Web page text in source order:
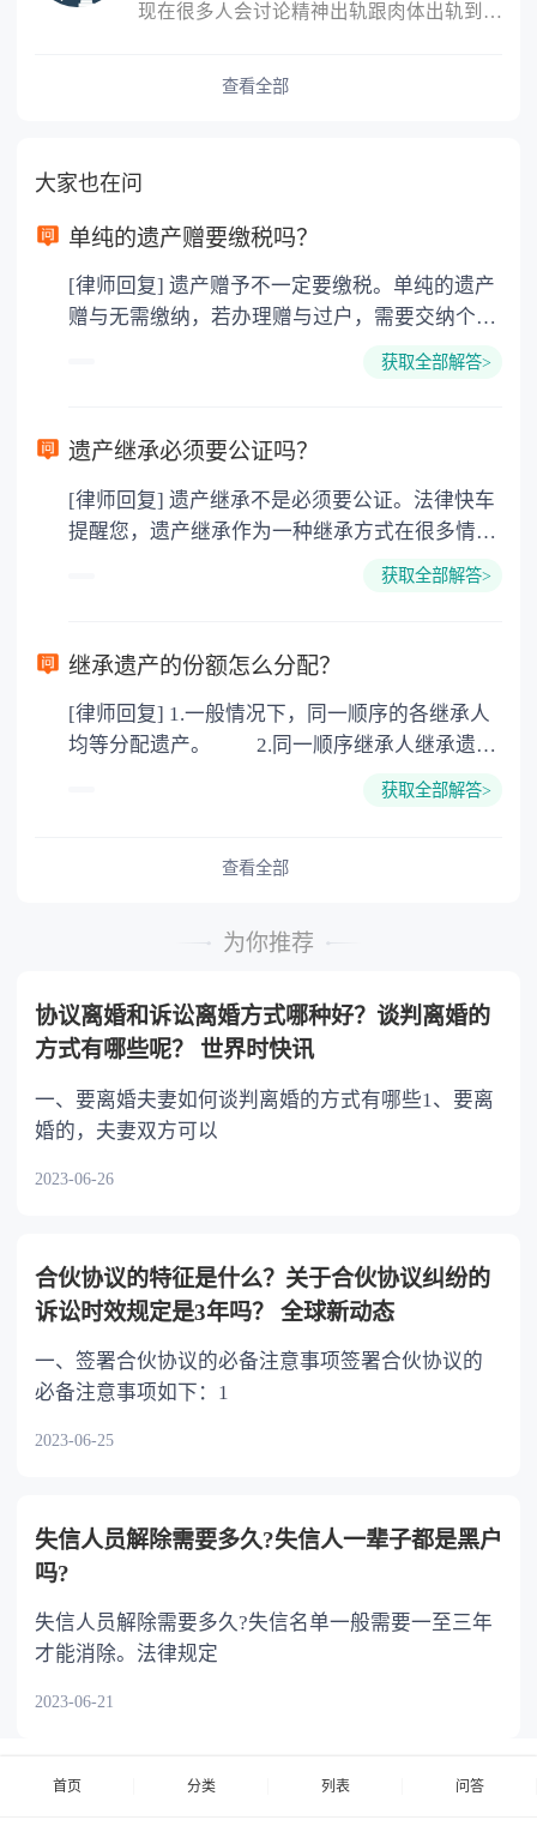
现在很多人会讨论精神出轨跟肉体出轨到底哪个更严重？这个不同的人
查看全部
大家也在问
单纯的遗产赠要缴税吗？
[律师回复] 遗产赠予不一定要缴税。单纯的遗产
赠与无需缴纳，若办理赠与过户，需要交纳个人
所得税、契税和公证费。赠与过户是没有增值税
要缴纳公证费，具体如下： 1. 公证费：按房
3. 印花税：按房屋评估价的0.05%缴纳 4. 土
地增值税：按房价1%缴纳 5. 房屋产权登记费：
获取全部解答>
遗产继承必须要公证吗？
[律师回复] 遗产继承不是必须要公证。法律快车
提醒您，遗产继承作为一种继承方式在很多情况
下都是不需要公证的，当然，如果需要公正的也
以防对财产继承发生纠纷，可以对遗产继承进行
公证。
获取全部解答>
继承遗产的份额怎么分配？
[律师回复] 1.一般情况下，同一顺序的各继承人
均等分配遗产。 2.同一顺序继承人继承遗产
或者与被继承人共同生活的继承人，分配遗产
的继承人，不尽扶养义务的，分配遗产时，应当
获取全部解答>
查看全部
为你推荐
协议离婚和诉讼离婚方式哪种好？谈判离婚的
方式有哪些呢？ 世界时快讯
一、要离婚夫妻如何谈判离婚的方式有哪些1、要离
婚的，夫妻双方可以
2023-06-26
合伙协议的特征是什么？关于合伙协议纠纷的
诉讼时效规定是3年吗？ 全球新动态
一、签署合伙协议的必备注意事项签署合伙协议的
必备注意事项如下：1
2023-06-25
失信人员解除需要多久?失信人一辈子都是黑户
吗?
失信人员解除需要多久?失信名单一般需要一至三年
才能消除。法律规定
2023-06-21
首页 分类 列表 问答